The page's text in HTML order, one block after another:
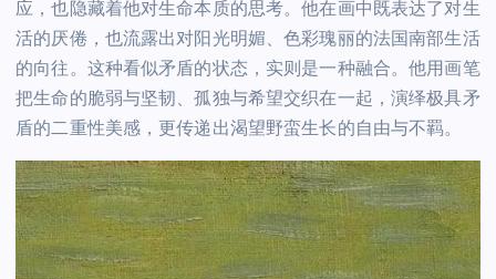
应，也隐藏着他对生命本质的思考。他在画中既表达了对生
活的厌倦，也流露出对阳光明媚、色彩瑰丽的法国南部生活
的向往。这种看似矛盾的状态，实则是一种融合。他用画笔
把生命的脆弱与坚韧、孤独与希望交织在一起，演绎极具矛
盾的二重性美感，更传递出渴望野蛮生长的自由与不羁。